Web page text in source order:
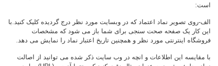
است:
الف-روی تصویر نماد اعتماد که در وب­سایت مورد نظر درج گردیده کلیک کنید.با
این کار یک صفحه صحت سنجی برای شما باز می شود که مشخصات
فروشگاه اینترنتی مورد نظر و همچنین تاریخ اعتبار نماد را نمایش می دهد.
با مقایسه این اطلاعات و انچه در وب سایت ذکر شده می توانید از اصالت